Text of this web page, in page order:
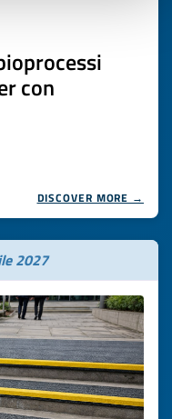
con
DISCOVER MORE →
2027